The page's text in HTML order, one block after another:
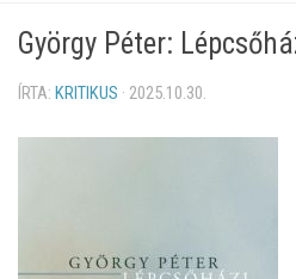
György Péter:
ÍRTA: KRITIKUS · 2025.10.30.